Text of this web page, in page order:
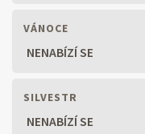
VÁNOCE
NENABÍZÍ SE
SILVESTR
NENABÍZÍ SE